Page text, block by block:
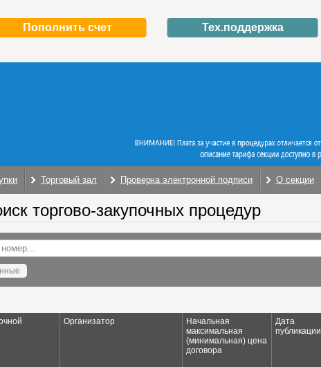
Пополнить счет Тех.поддержка
Торговый зал Проверка электронной подписи О секции
торгово-закупочных процедур
Организатор
Начальная
максимальная
(минимальная) цена
договора
Дата
публикации